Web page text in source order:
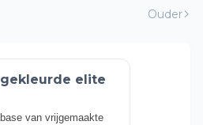
Ouder
elite
van vrijgemaakte